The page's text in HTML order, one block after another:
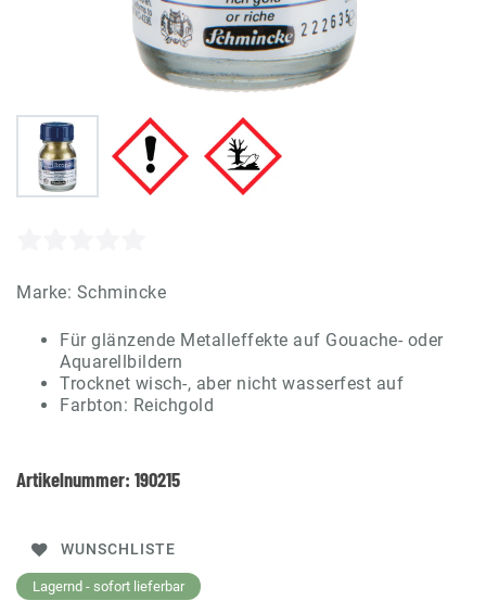
Marke: Schmincke
Für glänzende Metalleffekte auf Gouache- oder
Aquarellbildern
Trocknet wisch-, aber nicht wasserfest auf
Farbton: Reichgold
Artikelnummer: 190215
WUNSCHLISTE
Lagernd - sofort lieferbar